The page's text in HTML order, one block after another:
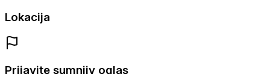
Lokacija
Prijavite sumnjiv oglas